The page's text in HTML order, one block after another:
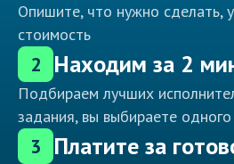
Опишите, что нужно сделать,
стоимость
2 Находим за 2
Подбираем лучших
задания, вы выбираете одного
3 Платите за